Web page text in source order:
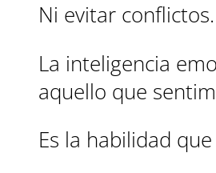
Ni evitar conflictos.
La inteligencia
aquello que
Es la habilidad